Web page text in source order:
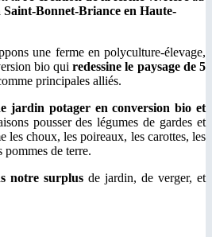
Saint-Bonnet-Briance en Haute-
une ferme en polyculture-élevage,
bio quiredessine le paysage de 5
principales alliés.
jardin potager en conversion bio et
pousser des légumes de gardes et
les choux, les poireaux, les carottes, les
pommes de terre.
notre surplus de jardin, de verger, et